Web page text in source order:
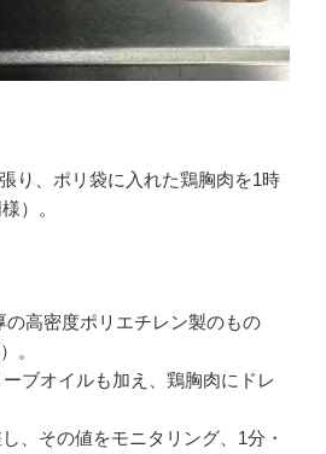
り、ポリ袋に入れた鶏胸肉を1時
）。
の高密度ポリエチレン製のもの
。
ブオイルも加え、鶏胸肉にドレ
、その値をモニタリング、1分・